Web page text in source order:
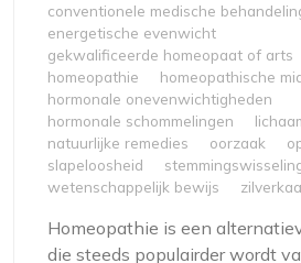
conventionele medische
energetische evenwicht
gekwalificeerde homeopaat of arts
homeopathie
homeopathische
hormonale onevenwichtigheden
hormonale schommelingen
natuurlijke remedies
oorzaak
slapeloosheid
wetenschappelijk bewijs
Homeopathie is een
die steeds populairder wordt